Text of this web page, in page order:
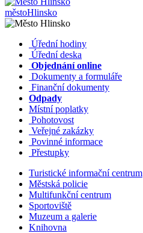
městoHlinsko
Úřední hodiny
Úřední deska
Objednání online
Dokumenty a formuláře
Finanční dokumenty
Odpady
Místní poplatky
Pohotovost
Veřejné zakázky
Povinné informace
Přestupky
Turistické informační centrum
Městská policie
Multifunkční centrum
Sportoviště
Muzeum a galerie
Knihovna